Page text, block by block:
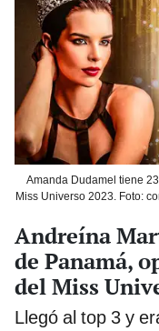
Amanda Dudamel tiene
Miss Universo 2023. Foto:
Andreína
de Panamá,
del Miss
Llegó al top 3 y